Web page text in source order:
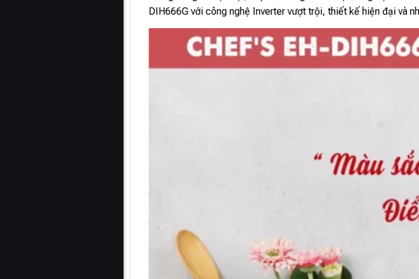
DIH666G với công nghệ Inverter vượt trội, thiết kế hiện đại và